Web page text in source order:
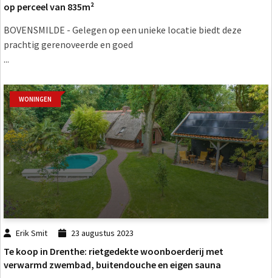
op perceel van 835m²
BOVENSMILDE - Gelegen op een unieke locatie biedt deze
prachtig gerenoveerde en goed
...
WONINGEN
Erik Smit 23 augustus 2023
Te koop in Drenthe: rietgedekte woonboerderij met
verwarmd zwembad, buitendouche en eigen sauna